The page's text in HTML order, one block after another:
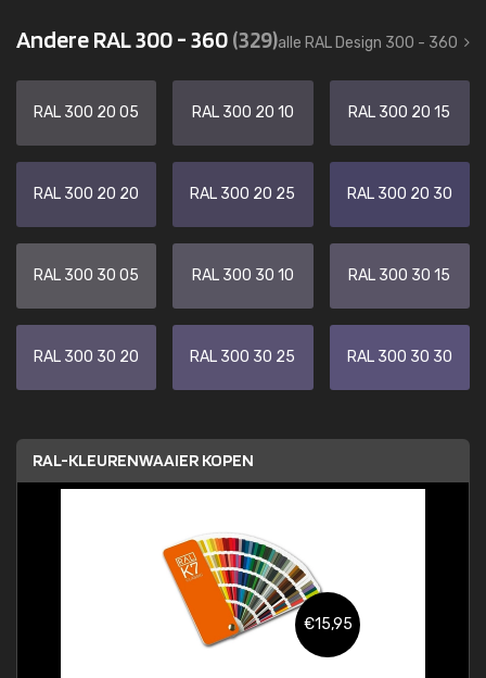
Andere RAL 300 - 360(329)alle RAL Design 300 - 360
RAL 300 20 05 RAL 300 20 10 RAL 300 20 15
RAL 300 20 20 RAL 300 20 25 RAL 300 20 30
RAL 300 30 05 RAL 300 30 10 RAL 300 30 15
RAL 300 30 20 RAL 300 30 25 RAL 300 30 30
RAL-KLEURENWAAIER KOPEN
€15,95